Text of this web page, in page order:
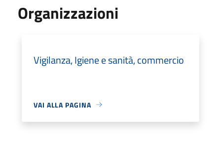
Organizzazioni
Vigilanza, Igiene e sanità, commercio
VAI ALLA PAGINA